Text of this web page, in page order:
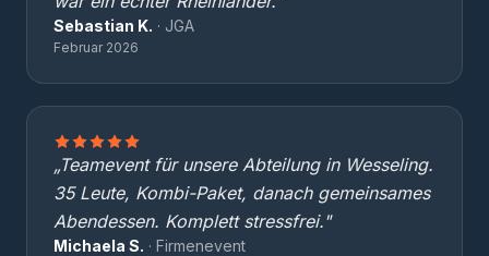
Sebastian K. · JGA
Februar 2026
„Teamevent für unsere Abteilung in Wesseling.
35 Leute, Kombi-Paket, danach gemeinsames
Abendessen. Komplett stressfrei."
Michaela S. · Firmenevent